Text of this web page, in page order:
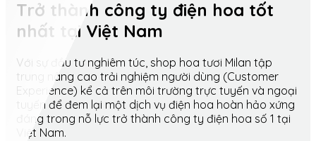
Trở thành công ty điện hoa tốt
nhất tại Việt Nam
Với sự đầu tư nghiêm túc, shop hoa tươi Milan tập
trung nâng cao trải nghiệm người dùng (Customer
Experience) kể cả trên môi trường trực tuyến và ngoại
tuyến để đem lại một dịch vụ điện hoa hoàn hảo xứng
đáng trong nỗ lực trở thành công ty điện hoa số 1 tại
Việt Nam.